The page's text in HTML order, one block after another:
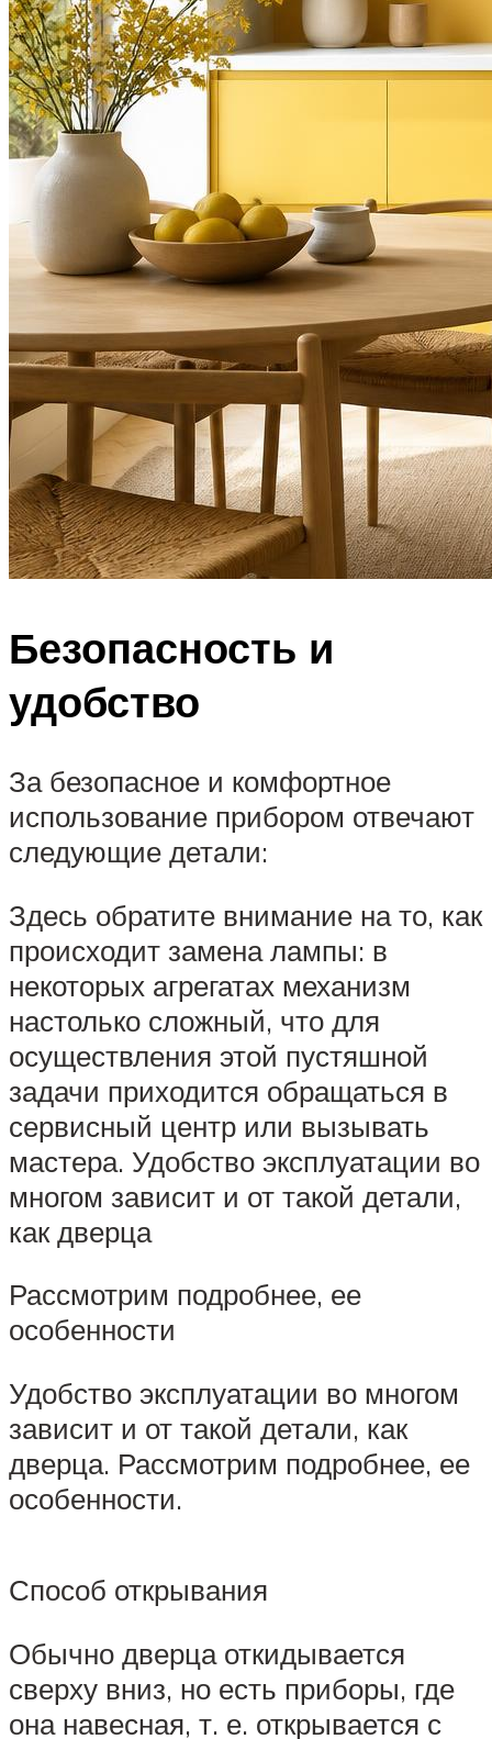
Безопасность и
удобство
За безопасное и комфортное
использование прибором отвечают
следующие детали:
Здесь обратите внимание на то, как
происходит замена лампы: в
некоторых агрегатах механизм
настолько сложный, что для
осуществления этой пустяшной
задачи приходится обращаться в
сервисный центр или вызывать
мастера. Удобство эксплуатации во
многом зависит и от такой детали,
как дверца
Рассмотрим подробнее, ее
особенности
Удобство эксплуатации во многом
зависит и от такой детали, как
дверца. Рассмотрим подробнее, ее
особенности.
Способ открывания
Обычно дверца откидывается
сверху вниз, но есть приборы, где
она навесная, т. е. открывается с